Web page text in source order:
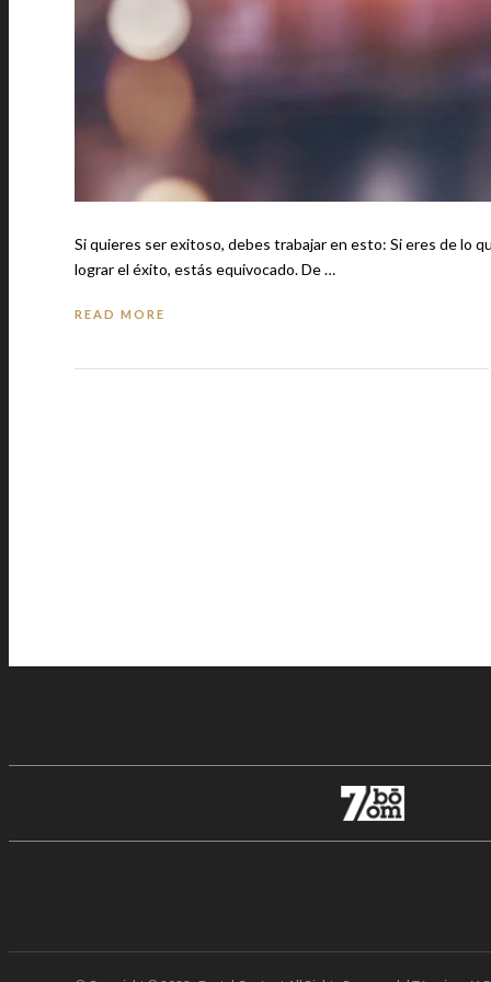
Si quieres ser exitoso, debes trabajar en esto: Si eres de lo que cree que el dinero, los contactos o esforzarte al máximo te ayudará a
lograr el éxito, estás equivocado. De …
READ MORE